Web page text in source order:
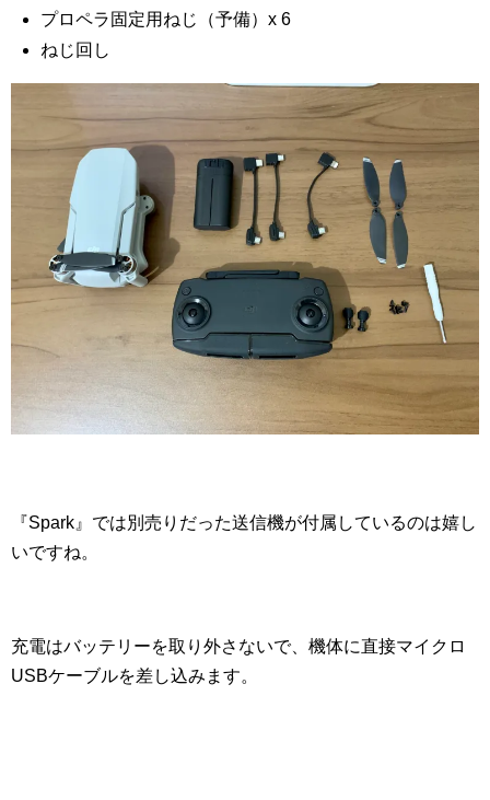
プロペラ固定用ねじ（予備）x 6
ねじ回し
『Spark』では別売りだった送信機が付属しているのは嬉し
いですね。
充電はバッテリーを取り外さないで、機体に直接マイクロ
USBケーブルを差し込みます。